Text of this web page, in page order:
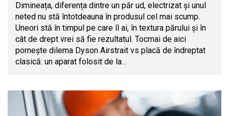
Dimineața, diferența dintre un păr ud, electrizat și unul
neted nu stă întotdeauna în produsul cel mai scump.
Uneori stă în timpul pe care îl ai, în textura părului și în
cât de drept vrei să fie rezultatul. Tocmai de aici
pornește dilema Dyson Airstrait vs placă de îndreptat
clasică: un aparat folosit de la…